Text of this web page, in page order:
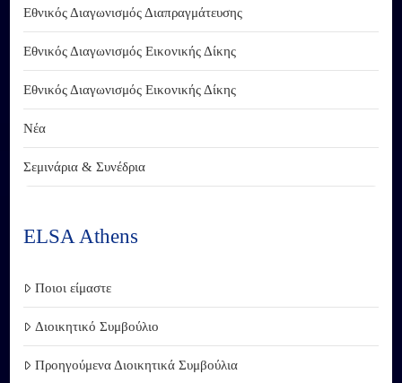
Εθνικός Διαγωνισμός Διαπραγμάτευσης
Εθνικός Διαγωνισμός Εικονικής Δίκης
Εθνικός Διαγωνισμός Εικονικής Δίκης
Νέα
Σεμινάρια & Συνέδρια
ELSA Athens
Ποιοι είμαστε
Διοικητικό Συμβούλιο
Προηγούμενα Διοικητικά Συμβούλια